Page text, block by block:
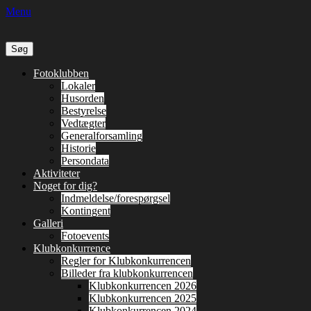
Menu
Søg
efter:
Primær
SpringFotoklubben
Lokaler
Husorden
Bestyrelse
Vedtægter
Generalforsamling
Historie
Persondata
Aktiviteter
Noget for dig?
Indmeldelse/forespørgsel
Kontingent
Galleri
Fotoevents
Klubkonkurrence
Regler for Klubkonkurrencen
Billeder fra klubkonkurrencen
Klubkonkurrencen 2026
Klubkonkurrencen 2025